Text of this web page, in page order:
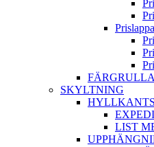
SKYLTNING
LIST